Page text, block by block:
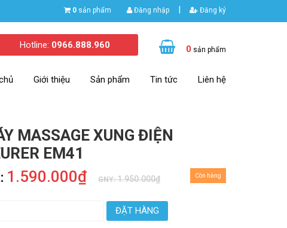
0 sản phẩm Đăng nhập | Đăng ký
Hotline: 0966.888.960 0 sản phẩm
Giới thiệu Sản phẩm Tin tức Liên hệ
MASSAGE XUNG ĐIỆN
EM41
1.590.000₫ GNY:1.950.000₫ Còn hàng
ĐẶT HÀNG